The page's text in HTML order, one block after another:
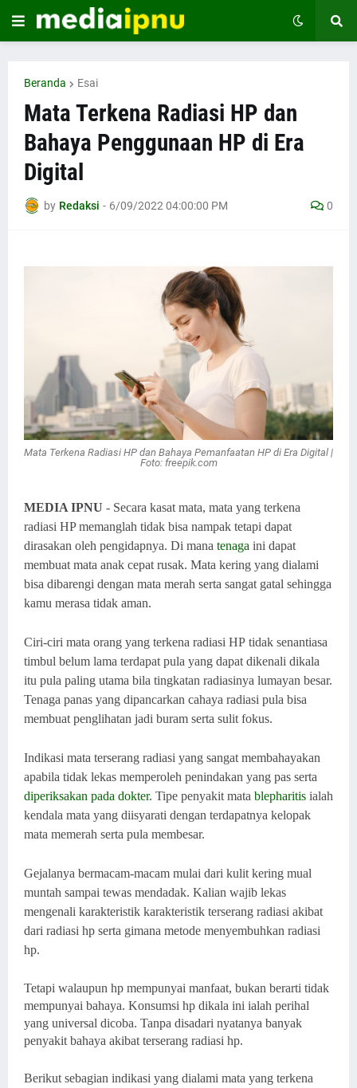
Beranda Esai
Mata Terkena Radiasi HP dan
Bahaya Penggunaan HP di Era
Digital
by Redaksi - 6/09/2022 04:00:00 PM 0
Mata Terkena Radiasi HP dan Bahaya Pemanfaatan HP di Era Digital |
Foto: freepik.com
MEDIA IPNU - Secara kasat mata, mata yang terkena
radiasi HP memanglah tidak bisa nampak tetapi dapat
dirasakan oleh pengidapnya. Di mana tenaga ini dapat
membuat mata anak cepat rusak. Mata kering yang dialami
bisa dibarengi dengan mata merah serta sangat gatal sehingga
kamu merasa tidak aman.
Ciri-ciri mata orang yang terkena radiasi HP tidak senantiasa
timbul belum lama terdapat pula yang dapat dikenali dikala
itu pula paling utama bila tingkatan radiasinya lumayan besar.
Tenaga panas yang dipancarkan cahaya radiasi pula bisa
membuat penglihatan jadi buram serta sulit fokus.
Indikasi mata terserang radiasi yang sangat membahayakan
apabila tidak lekas memperoleh penindakan yang pas serta
diperiksakan pada dokter. Tipe penyakit mata blepharitis ialah
kendala mata yang diisyarati dengan terdapatnya kelopak
mata memerah serta pula membesar.
Gejalanya bermacam-macam mulai dari kulit kering mual
muntah sampai tewas mendadak. Kalian wajib lekas
mengenali karakteristik karakteristik terserang radiasi akibat
dari radiasi hp serta gimana metode menyembuhkan radiasi
hp.
Tetapi walaupun hp mempunyai manfaat, bukan berarti tidak
mempunyai bahaya. Konsumsi hp dikala ini ialah perihal
yang universal dicoba. Tanpa disadari nyatanya banyak
penyakit bahaya akibat terserang radiasi hp.
Berikut sebagian indikasi yang dialami mata yang terkena